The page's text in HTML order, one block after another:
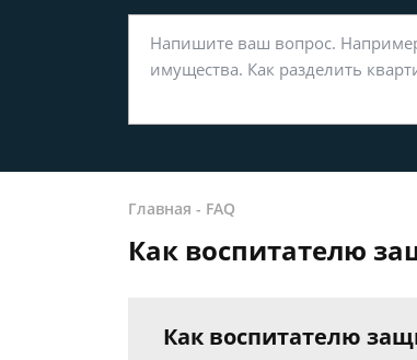
Главная - FAQ
Как воспитателю
Как воспитателю